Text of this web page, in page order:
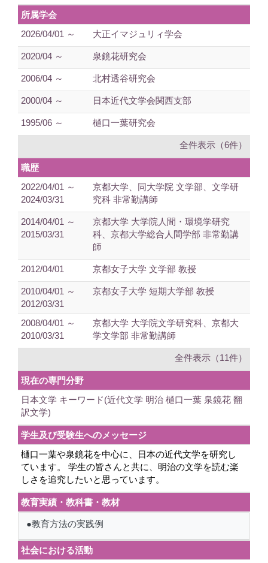
所属学会
2026/04/01 ～
大正イマジュリィ学会
2020/04 ～ 泉鏡花研究会
2006/04 ～ 北村透谷研究会
2000/04 ～ 日本近代文学会関西支部
1995/06 ～ 樋口一葉研究会
全件表示（6件）
職歴
2022/04/01 ～
2024/03/31
京都大学、同大学院 文学部、文学研
究科 非常勤講師
2014/04/01 ～
2015/03/31
京都大学 大学院人間・環境学研究
科、京都大学総合人間学部 非常勤講
師
2012/04/01 京都女子大学 文学部 教授
2010/04/01 ～
2012/03/31
京都女子大学 短期大学部 教授
2008/04/01 ～
2010/03/31
京都大学 大学院文学研究科、京都大
学文学部 非常勤講師
全件表示（11件）
現在の専門分野
日本文学 キーワード(近代文学 明治 樋口一葉 泉鏡花 翻
訳文学)
学生及び受験生へのメッセージ
樋口一葉や泉鏡花を中心に、日本の近代文学を研究し
ています。 学生の皆さんと共に、明治の文学を読む楽
しさを追究したいと思っています。
教育実績・教科書・教材
●教育方法の実践例
社会における活動